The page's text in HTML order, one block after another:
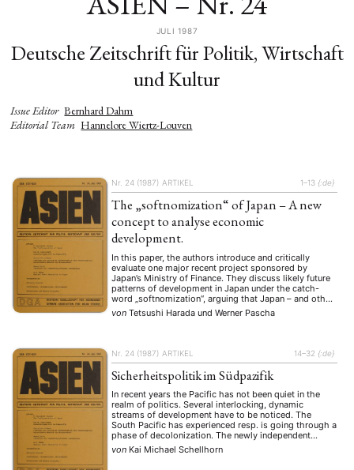
JULI 1987
Deutsche Zeitschrift für Politik, Wirtschaft
und Kultur
Issue Editor Bernhard Dahm
Editorial Team Hannelore Wiertz-Louven
Nr. 24 (1987) ARTIKEL 1–13 {:de}
The „softnomization“ of Japan – A new
concept to analyse economic
development.
In this paper, the authors introduce and critically
evaluate one major recent project sponsored by
Japan’s Ministry of Finance. They discuss likely future
patterns of development in Japan under the catch-
word „softnomization“, arguing that Japan – and other
advanced countries – are entering an age characterized
by the growing importance of „software“ in a wide …
von Tetsushi Haradaund Werner Pascha
Nr. 24 (1987) ARTIKEL 14–32 {:de}
Sicherheitspolitik im Südpazifik
In recent years the Pacific has not been quiet in the
realm of politics. Several interlocking, dynamic
streams of development have to be noticed. The
South Pacific has experienced resp. is going through a
phase of decolonization. The newly independent
Archipelago states are partly governed by younger,
nationalist-minded politicians whose orientation
von Kai Michael Schellhorn